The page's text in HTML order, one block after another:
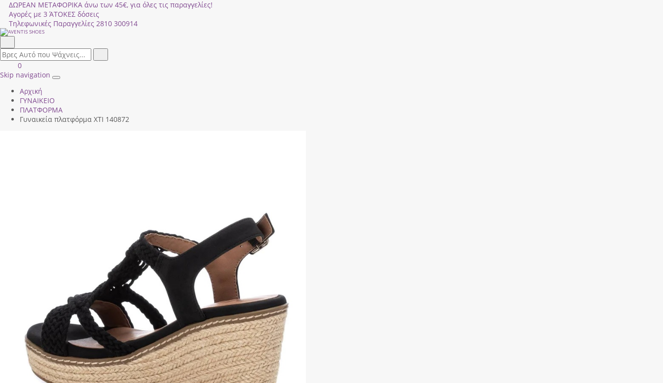
ΔΩΡΕΑΝ ΜΕΤΑΦΟΡΙΚΑ άνω των 45€, για όλες τις παραγγελίες!
Αγορές με 3 ΆΤΟΚΕΣ δόσεις
Τηλεφωνικές Παραγγελίες 2810 300914
field.search
Είσοδος
|
ΚΑΛΑΘΙ
ΑΓΟΡΩΝ
0
Skip navigation
Toggle
Αρχική
ΓΥΝΑΙΚΕΙΟ
ΠΛΑΤΦΟΡΜΑ
Γυναικεία πλατφόρμα XTI 140872